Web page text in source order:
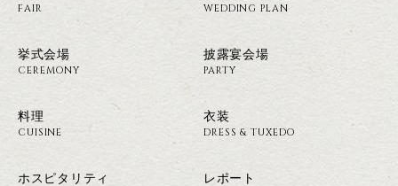
FAIR WEDDING PLAN
挙式会場
CEREMONY
披露宴会場
PARTY
料理
CUISINE
衣装
DRESS & TUXEDO
ホスピタリティ レポート